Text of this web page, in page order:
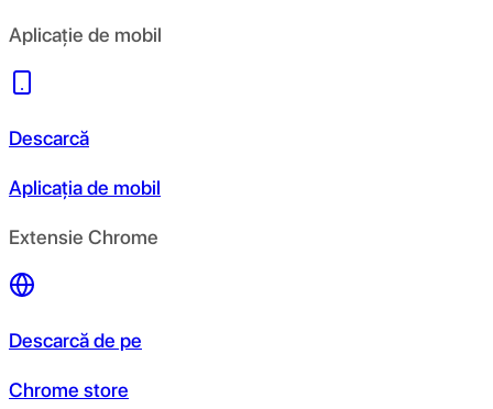
Aplicație de mobil
Descarcă
Aplicația de mobil
Extensie Chrome
Descarcă de pe
Chrome store